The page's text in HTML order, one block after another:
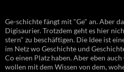
Ge-schichte fängt mit "Ge" an. Aber
Digisaurier. Trotzdem geht es hier
stern" zu beschäftigen. Die Idee ist
im Netz wo Geschichte und
Co einen Platz haben. Aber eben
wollen mit dem Wissen von dem,